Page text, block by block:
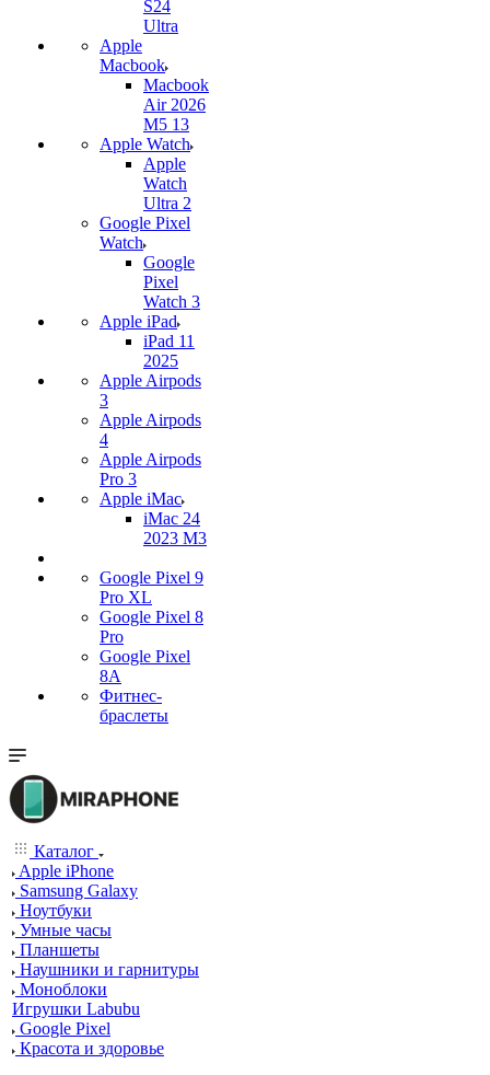
S24
Ultra
Apple
Macbook
Macbook
Air 2026
M5 13
Apple Watch
Apple
Watch
Ultra 2
Google Pixel
Watch
Google
Pixel
Watch 3
Apple iPad
iPad 11
2025
Apple Airpods
3
Apple Airpods
4
Apple Airpods
Pro 3
Apple iMac
iMac 24
2023 M3
Google Pixel 9
Pro XL
Google Pixel 8
Pro
Google Pixel
8A
Фитнес-
браслеты
Каталог
Apple iPhone
Samsung Galaxy
Ноутбуки
Умные часы
Планшеты
Наушники и гарнитуры
Моноблоки
Игрушки Labubu
Google Pixel
Красота и здоровье